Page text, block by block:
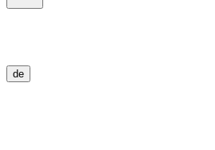
de